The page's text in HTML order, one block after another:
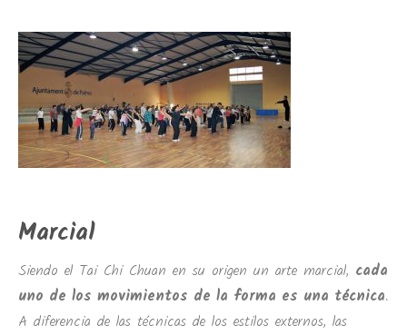
Marcial
Siendo el Tai Chi Chuan en su origen un arte marcial, cada
uno de los movimientos de la forma es una técnica.
A diferencia de las técnicas de los estilos externos, las